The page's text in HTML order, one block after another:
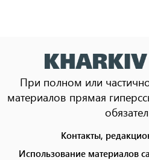
При полном или
материалов прямая
menu
Контакты,
Использование материалов